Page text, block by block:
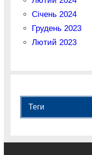
Січень 2024
Грудень 2023
Лютий 2023
Теги